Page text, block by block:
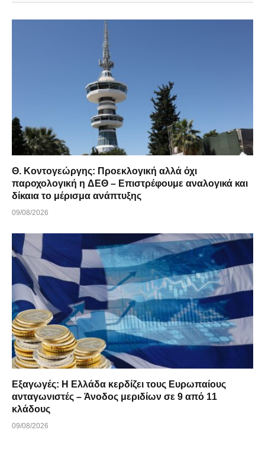
Θ. Κοντογεώργης: Προεκλογική αλλά όχι
παροχολογική η ΔΕΘ – Επιστρέφουμε αναλογικά και
δίκαια το μέρισμα ανάπτυξης
09/08/2026
Εξαγωγές: Η Ελλάδα κερδίζει τους Ευρωπαίους
ανταγωνιστές – Άνοδος μεριδίων σε 9 από 11
κλάδους
09/08/2026